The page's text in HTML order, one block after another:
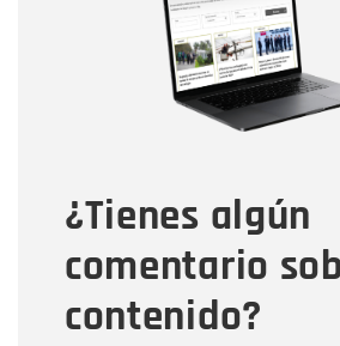
¿Tienes algún
comentario
contenido?
Correo electrónico
Tipo de comentario
Mensaje